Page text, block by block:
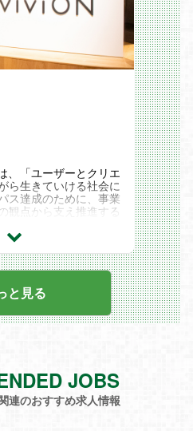
の立案と実行
得に向けた広告戦略の
ルソナ設計、メッセー
衝および出稿管理、効
リエイティブ企画お
ン
エリア別売上数値の集
施策の立案
行う外部パートナー
管理および品質管理
力
： 台湾・香港という
して、裁量を持って戦
国内最大級のプラッ
、日本のクリエイター
外のファンに届けると
ある仕事です。
： デジタルマーケテ
翻訳の品質管理やオフ
画など、事業開発に近
持つメンバーが在籍し
を尊重しながらフラッ
る環境です。
モデル調整や制作を担
PMXからFBXへのコ
でのリグ調整、U
プやC#スクリプトに
技術的な側面からVTu
す。単なる作業だけで
模索や技術的な課題解
イティブな挑戦と安定
指していただきます。
ション運営を行って
に伴い、スタジオ・技
整を行うテクニカルチ
なっています。更なる
戦と安定した運営を両
ツールの標準機能だけ
大限に引き出し、新
創造するための技術基
バーとして、共に業界
ださる方を募集しま
フルトラッキング対
ケルトン構築
セットアップ（マテリ
、「ユーザーとクリエ
ら生きていける社会に
ス達成のために、事業
観点から支え推進する
、事業成果の最大化と
守の両立を目指し、事
案と実行支援を行って
補）】 は、この部門
ト層の一員として、チ
提案するチーム」へと
です。メンバーの育成
、会計税務の観点でリ
しつつ、事業成長に貢
提案・構築する推進力
と見る
JOBS
連のおすすめ求人情報